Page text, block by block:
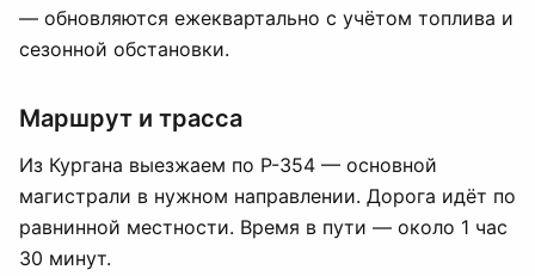
— обновляются ежеквартально с учётом топлива и
сезонной обстановки.
Маршрут и трасса
Из Кургана выезжаем по Р-354 — основной
магистрали в нужном направлении. Дорога идёт по
равнинной местности. Время в пути — около 1 час
30 минут.